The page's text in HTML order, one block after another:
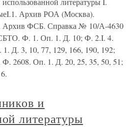
Архив РОА (Москва).
Архив ФСБ. Справка № 10/А-4630
Ф. 1. Оп. 1. Д. 10; Ф. 2.I. 4.
Д. 3, 10, 77, 129, 166, 190, 192;
2608. Оп. 1. Д. 20, 25, 35, 50, 51;
и
литературы